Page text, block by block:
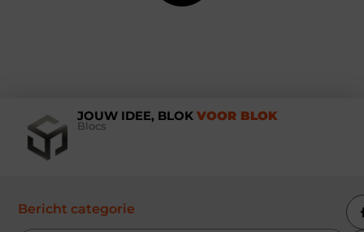
JOUW IDEE, BLOK VOOR BLOK
Blocs
Bericht categorie